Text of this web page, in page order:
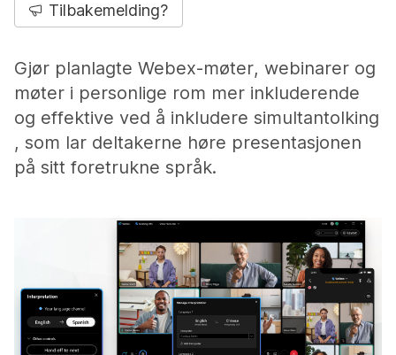
Tilbakemelding?
Gjør planlagte Webex-møter, webinarer og
møter i personlige rom mer inkluderende
og effektive ved å inkludere simultantolking
, som lar deltakerne høre presentasjonen
på sitt foretrukne språk.